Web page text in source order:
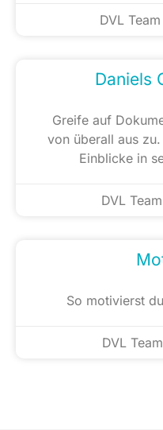
DVL Team
Daniels
Greife auf
von überall aus
Einblicke in
DVL Team
So motivierst
DVL Team